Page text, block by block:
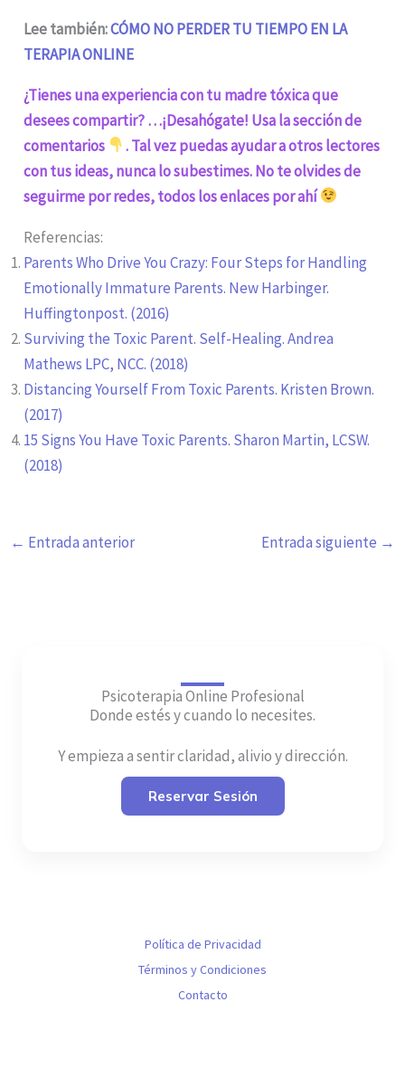
Lee también:CÓMO NO PERDER TU TIEMPO EN LA
TERAPIA ONLINE
¿Tienes una experiencia con tu madre tóxica que
desees compartir? …¡Desahógate! Usa la sección de
comentarios
. Tal vez puedas ayudar a otros lectores
con tus ideas, nunca lo subestimes. No te olvides de
seguirme por redes, todos los enlaces por ahí
Referencias:
Parents Who Drive You Crazy: Four Steps for Handling
Emotionally Immature Parents. New Harbinger.
Huffingtonpost. (2016)
Surviving the Toxic Parent. Self-Healing. Andrea
Mathews LPC, NCC. (2018)
Distancing Yourself From Toxic Parents. Kristen Brown.
(2017)
15 Signs You Have Toxic Parents. Sharon Martin, LCSW.
(2018)
← Entrada anterior Entrada siguiente →
Psicoterapia Online Profesional
Donde estés y cuando lo necesites.
Y empieza a sentir claridad, alivio y dirección.
Reservar Sesión
Política de Privacidad
Términos y Condiciones
Contacto